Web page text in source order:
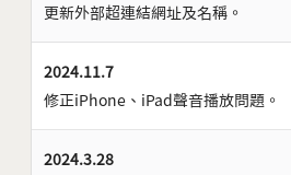
更新外部超連結網址及名稱。
2024.11.7
修正iPhone、iPad聲音播放問題。
2024.3.28